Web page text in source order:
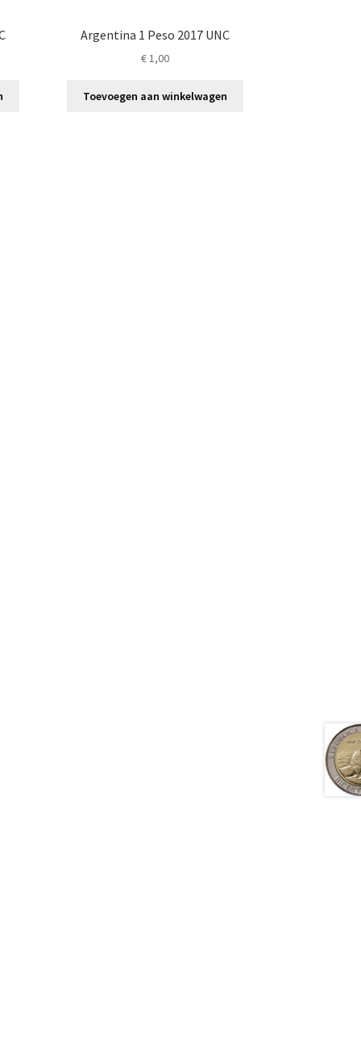
Argentina 1 Peso 2017 UNC
€1,00
Toevoegen aan winkelwagen